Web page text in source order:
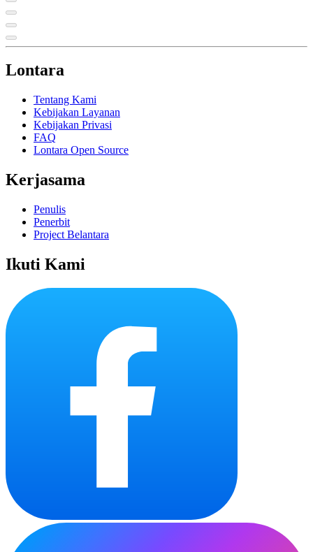
Lontara
Tentang Kami
Kebijakan Layanan
Kebijakan Privasi
FAQ
Lontara Open Source
Kerjasama
Penulis
Penerbit
Project Belantara
Ikuti Kami